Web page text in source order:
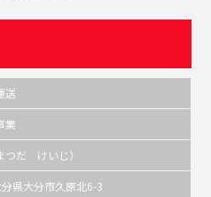
送
業
だ けいじ）
県大分市久原北6-3